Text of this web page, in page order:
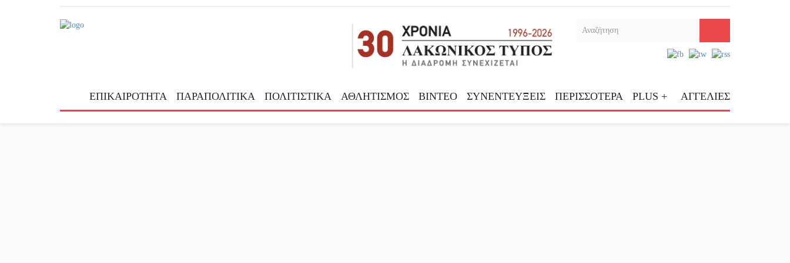
ΕΠΙΚΑΙΡΟΤΗΤΑ ΠΑΡΑΠΟΛΙΤΙΚΑ ΠΟΛΙΤΙΣΤΙΚΑ ΑΘΛΗΤΙΣΜΟΣ ΒΙΝΤΕΟ ΣΥΝΕΝΤΕΥΞΕΙΣ ΠΕΡΙΣΣΟΤΕΡΑ PLUS + ΑΓΓΕΛΙΕΣ